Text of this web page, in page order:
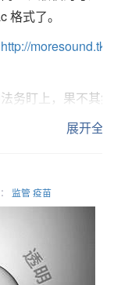
格式了。
http://moresound.tk/
务盯上，果不其
我知道了你能
使用，但是下
展开全
监管疫苗